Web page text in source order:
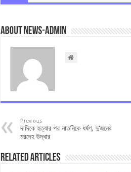
About news-admin
Previous
দাদিকে হত্যার পর নাতনিকে ধর্ষণ, দু’জনের
মরদেহ উদ্ধার
Related Articles